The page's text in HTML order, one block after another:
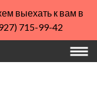
выехать к вам в
715-99-42